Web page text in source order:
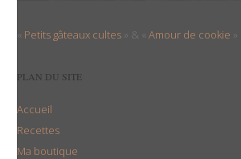
« Petits gâteaux cultes » & «Amour de cookie »
PLAN DU SITE
Accueil
Recettes
Ma boutique